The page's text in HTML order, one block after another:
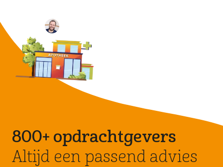
800+ opdrachtgevers
Altijd een passend advies